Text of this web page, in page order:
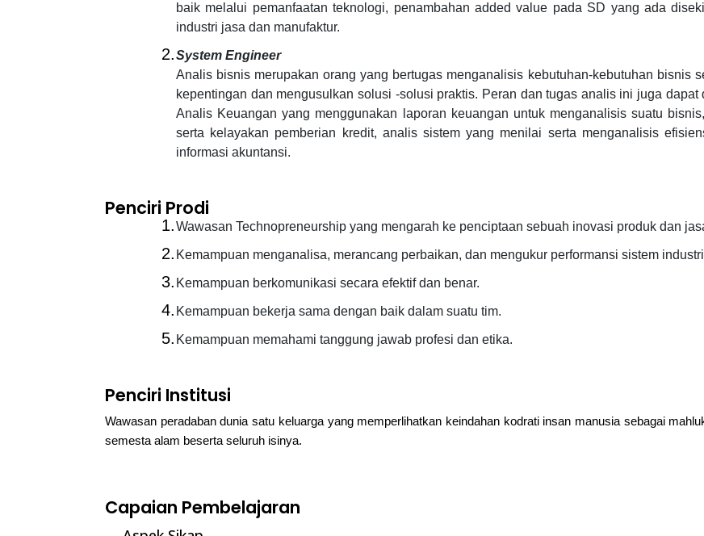
baik melalui pemanfaatan teknologi, penambahan added value pada SD yang ada
industri jasa dan manufaktur.
2.System Engineer
Analis bisnis merupakan orang yang bertugas menganalisis kebutuhan-kebutuhan bisnis
kepentingan dan mengusulkan solusi -solusi praktis. Peran dan tugas analis ini juga
Analis Keuangan yang menggunakan laporan keuangan untuk menganalisis suatu
serta kelayakan pemberian kredit, analis sistem yang menilai serta menganalisis
informasi akuntansi.
Penciri Prodi
1.Wawasan Technopreneurship yang mengarah ke penciptaan sebuah inovasi produk dan
2. Kemampuan menganalisa, merancang perbaikan, dan mengukur performansi sistem
3. Kemampuan berkomunikasi secara efektif dan benar.
4. Kemampuan bekerja sama dengan baik dalam suatu tim.
5. Kemampuan memahami tanggung jawab profesi dan etika.
Penciri Institusi
Wawasan peradaban dunia satu keluarga yang memperlihatkan keindahan kodrati insan manusia sebagai
semesta alam beserta seluruh isinya.
Capaian Pembelajaran